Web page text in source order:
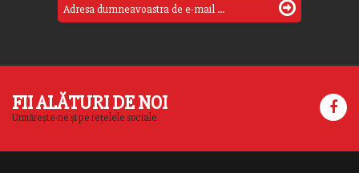
FII ALĂTURI DE NOI
Urmărește-ne și pe rețelele sociale.